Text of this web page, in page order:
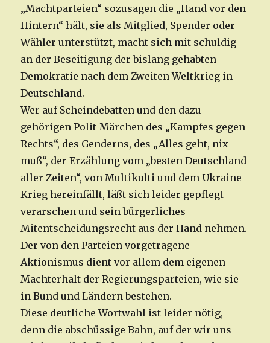
„Machtparteien“ sozusagen die „Hand vor den
Hintern“ hält, sie als Mitglied, Spender oder
Wähler unterstützt, macht sich mit schuldig
an der Beseitigung der bislang gehabten
Demokratie nach dem Zweiten Weltkrieg in
Deutschland.
Wer auf Scheindebatten und den dazu
gehörigen Polit-Märchen des „Kampfes gegen
Rechts“, des Genderns, des „Alles geht, nix
muß“, der Erzählung vom „besten Deutschland
aller Zeiten“, von Multikulti und dem Ukraine-
Krieg hereinfällt, läßt sich leider gepflegt
verarschen und sein bürgerliches
Mitentscheidungsrecht aus der Hand nehmen.
Der von den Parteien vorgetragene
Aktionismus dient vor allem dem eigenen
Machterhalt der Regierungsparteien, wie sie
in Bund und Ländern bestehen.
Diese deutliche Wortwahl ist leider nötig,
denn die abschüssige Bahn, auf der wir uns